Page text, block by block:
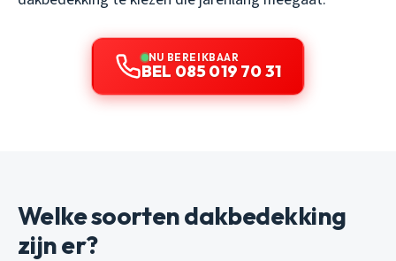
NU BEREIKBAAR
BEL 085 019 70 31
Welke soorten dakbedekking
zijn er?